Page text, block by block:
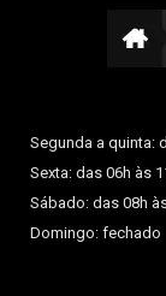
Segunda a quinta:
Sexta: das 06h às
Sábado: das 08h
Domingo: fechado